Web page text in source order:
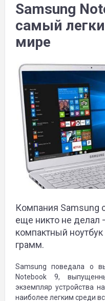
Samsung
самый
мире
Компания Samsung
еще никто не делал
компактный
грамм.
Samsung поведала о
Notebook 9,
экземпляр устройства
наиболее легким среди